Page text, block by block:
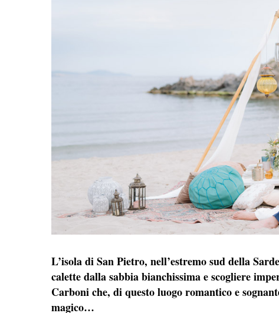
L’isola di San Pietro, nell’estremo sud della
calette dalla sabbia bianchissima e scogliere
Carboni che, di questo luogo romantico e
magico…